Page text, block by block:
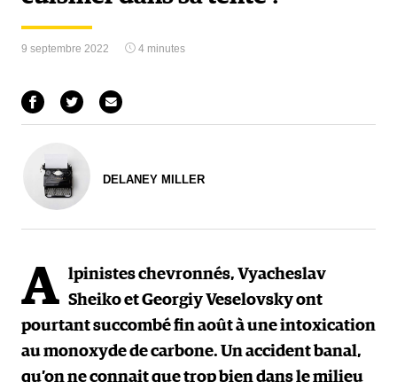
9 septembre 2022 4 minutes
DELANEY MILLER
A lpinistes chevronnés, Vyacheslav
Sheiko et Georgiy Veselovsky ont
pourtant succombé fin août à une intoxication
au monoxyde de carbone. Un accident banal,
qu’on ne connait que trop bien dans le milieu